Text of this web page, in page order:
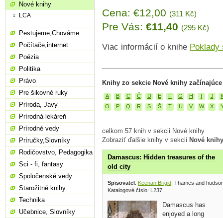
Cena: €12,00 (311 Kč)
Pre Vás: €11,40 (295 Kč)
Viac informácií o knihe Poklady
Knihy zo sekcie Nové knihy
A B C Č D E F G H I J
O
P Q R S Š T U V W X
celkom 57 knih v sekcii Nové knihy
Zobraziť ďalšie knihy v sekcii Nové knihy
Damascus: Hidden treasures of the
old city
Spisovatel: Keenan Brigid , Thames and
Katalogové číslo: L237
Damascus has
enjoyed a long
Nové knihy
LCA
Pestujeme,Chováme
Počítače,internet
Poézia
Politika
Právo
Pre šikovné ruky
Príroda, Javy
Prírodná lekáreň
Prírodné vedy
Príručky,Slovníky
Rodičovstvo, Pedagogika
Sci - fi, fantasy
Spoločenské vedy
Starožitné knihy
Technika
Učebnice, Slovníky